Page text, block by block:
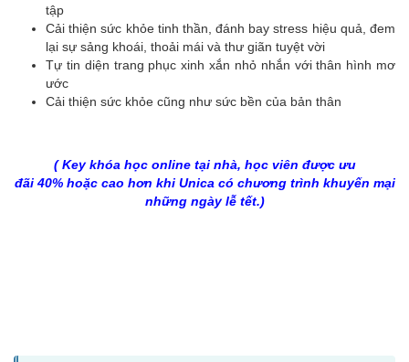
tập
Cải thiện sức khỏe tinh thần, đánh bay stress hiệu quả, đem
lại sự sảng khoái, thoải mái và thư giãn tuyệt vời
Tự tin diện trang phục xinh xắn nhỏ nhắn với thân hình mơ
ước
Cải thiện sức khỏe cũng như sức bền của bản thân
( Key khóa học online tại nhà, học viên được ưu
đãi 40% hoặc cao hơn khi Unica có chương trình khuyến mại
những ngày lễ tết.)